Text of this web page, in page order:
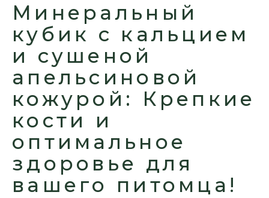
Минеральный
кубик с кальцием
и сушеной
апельсиновой
кожурой: Крепкие
кости и
оптимальное
здоровье для
вашего питомца!